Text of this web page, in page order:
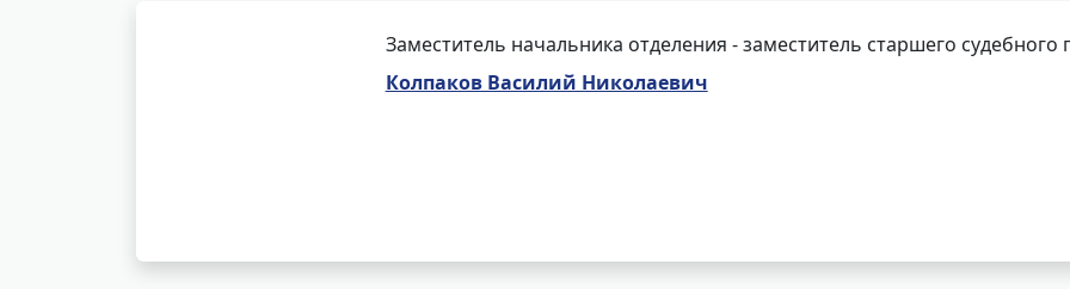
Заместитель начальника отделения - заместитель старшего судебного
Колпаков Василий Николаевич